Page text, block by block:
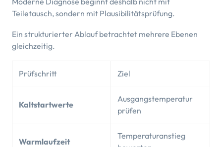
Teiletausch, sondern mit Plausibilitätsprüfung.
Ein strukturierter Ablauf betrachtet mehrere Ebenen
gleichzeitig.
Prüfschritt Ziel
Kaltstartwerte
Ausgangstemperatur
prüfen
Warmlaufzeit
Temperaturanstieg